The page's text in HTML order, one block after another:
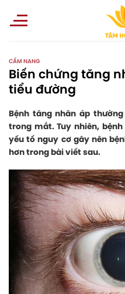
CẨM NANG
Biến chứng tăng
tiểu đường
Bệnh tăng nhãn áp
trong mắt. Tuy nhiên,
yếu tố nguy cơ gây nên
hơn trong bài viết sau.